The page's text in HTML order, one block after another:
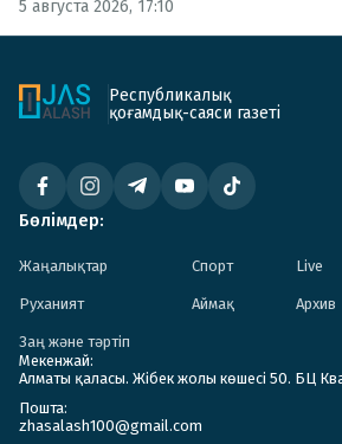
5 августа 2026, 17:10
Республикалық
қоғамдық-саяси газеті
Бөлімдер:
Жаңалықтар Спорт Live
Руханият Аймақ Архив
Заң және тәртіп
Мекенжай:
Алматы қаласы. Жібек жолы көшесі 50. БЦ
Пошта:
zhasalash100@gmail.com